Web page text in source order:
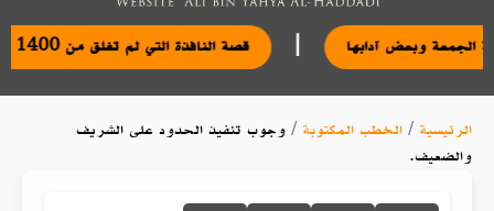
قصة النافذة التي لم تغلق من 1400 عام: خيال لا حقيقة | مكانة الجمعة وبعض آدابها
الرئيسية / الخطب المكتوبة / وجوب تنفيذ الحدود على الشريف
والضعيف.